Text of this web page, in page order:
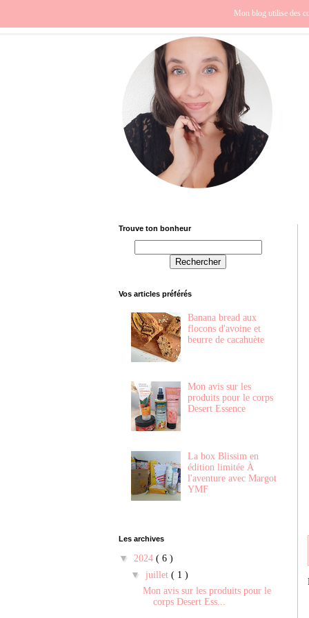
Europe
Trouve ton bonheur
Vos articles préférés
Banana bread aux
flocons d'avoine et
beurre de cacahuète
Mon avis sur les
produits pour le corps
Desert Essence
La box Blissim en
édition limitée À
l'aventure avec Margot
YMF
Les archives
▼ 2024 ( 6 )
▼ juillet ( 1 )
Mon avis sur les produits pour le
corps Desert Ess...
Mon blog utilise des